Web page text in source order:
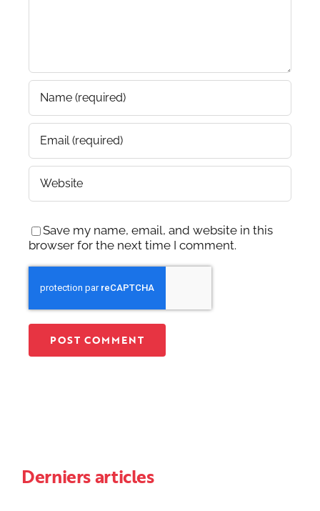
Save my name, email, and website in this
browser for the next time I comment.
Derniers articles